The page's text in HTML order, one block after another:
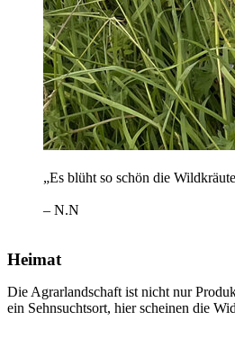
„Es blüht so schön die
– N.N
Heimat
Die Agrarlandschaft ist nicht nur
ein Sehnsuchtsort, hier scheinen die